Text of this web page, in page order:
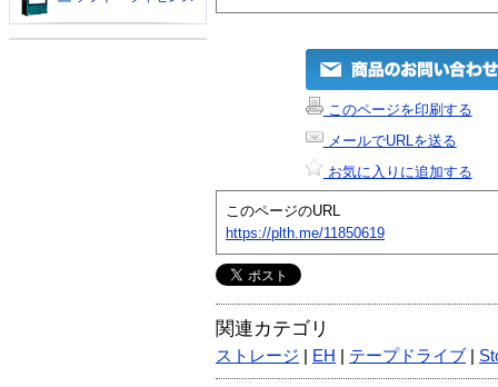
このページを印刷する
メールでURLを送る
お気に入りに追加する
このページのURL
https://plth.me/11850619
関連カテゴリ
ストレージ EH テープドライブ